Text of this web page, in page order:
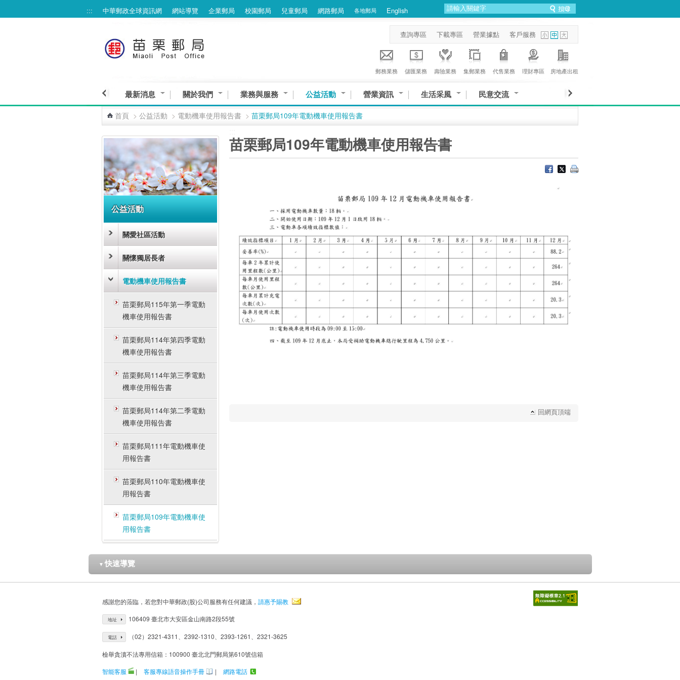
::: 中華郵政全球資訊網 網站導覽 企業郵局 校園郵局 兒童郵局 網路郵局 各地郵局 English
查詢專區 下載專區 營業據點 客戶服務
郵務業務 儲匯業務 壽險業務 集郵業務 代售業務 理財專區 房地產出租
最新消息 關於我們 業務與服務 公益活動 營業資訊 生活采風 民意交流
首頁 > 公益活動 > 電動機車使用報告書 > 苗栗郵局109年電動機車使用報告書
公益活動
關愛社區活動
關懷獨居長者
電動機車使用報告書
苗栗郵局115年第一季電動
機車使用報告書
苗栗郵局114年第四季電動
機車使用報告書
苗栗郵局114年第三季電動
機車使用報告書
苗栗郵局114年第二季電動
機車使用報告書
苗栗郵局111年電動機車使
用報告書
苗栗郵局110年電動機車使
用報告書
苗栗郵局109年電動機車使
用報告書
苗栗郵局109年電動機車使用報告書
回網頁頂端
▼ 快速導覽
感謝您的蒞臨，若您對中華郵政(股)公司服務有任何建議， 請惠予賜教
地址 106409 臺北市大安區金山南路2段55號
電話 （02）2321-4311、2392-1310、2393-1261、2321-3625
檢舉貪瀆不法專用信箱：100900 臺北北門郵局第610號信箱
智能客服
| 客服專線語音操作手冊 | 網路電話